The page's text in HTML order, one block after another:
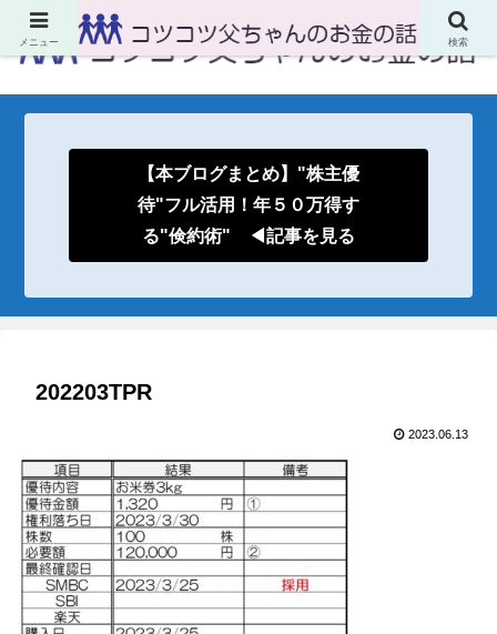
【本ブログまとめ】"株主優
待"フル活用！年５０万得す
る"倹約術" ◀記事を見る
202203TPR
2023.06.13
メニュー 検索